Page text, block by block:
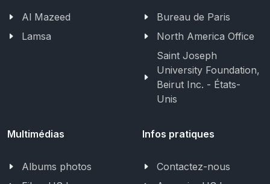
Al Mazeed
Lamsa
Bureau de Paris
North America Office
Saint Joseph
University Foundation,
Beirut Inc. - États-
Unis
Multimédias
Albums photos
Infos pratiques
Contactez-nous